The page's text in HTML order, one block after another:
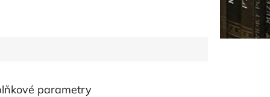
parametry